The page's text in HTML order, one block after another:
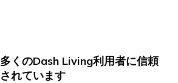
多くのDash Living利用者に信頼
されています